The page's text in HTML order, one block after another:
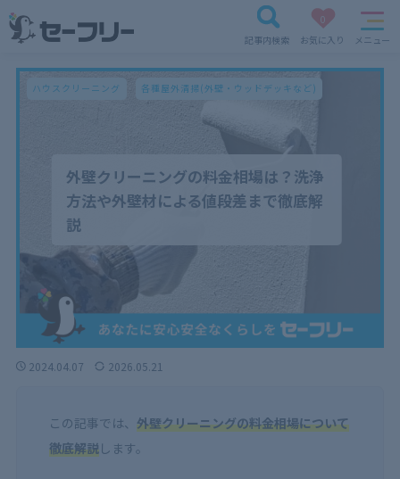
記事内検索
0
お気に入り
メニュー
外壁クリーニングの料金相場は？洗浄
方法や外壁材による値段差まで徹底解
説
ハウスクリーニング 各種屋外清掃(外壁・ウッドデッキなど)
2024.04.07 2026.05.21
この記事では、 外壁クリーニングの料金相場について
徹底解説します。